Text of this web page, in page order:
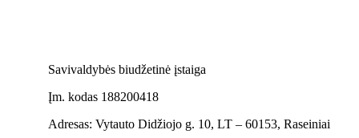
Savivaldybės biudžetinė įstaiga
Įm. kodas 188200418
Adresas: Vytauto Didžiojo g. 10, LT – 60153, Raseiniai